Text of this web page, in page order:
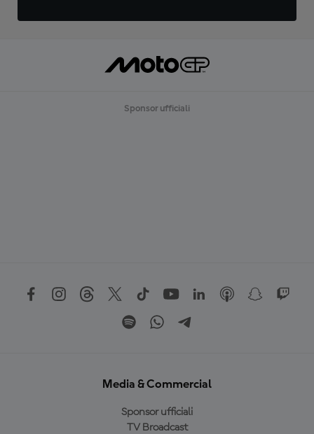
Sponsor ufficiali
Media & Commercial
Sponsor ufficiali
TV Broadcast